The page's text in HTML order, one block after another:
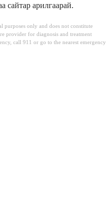
сайтар арилгаарай.
purposes only and does not constitute
provider for diagnosis and treatment
call 911 or go to the nearest emergency